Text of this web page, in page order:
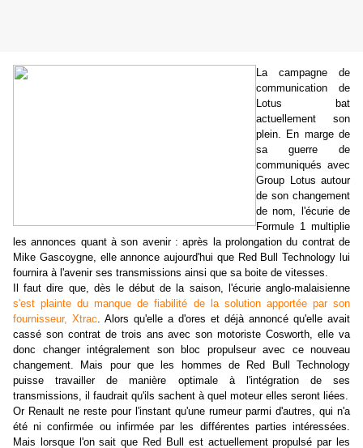
La campagne de
communication de
Lotus bat
actuellement son
plein. En marge de
sa guerre de
communiqués avec
Group Lotus autour
de son changement
de nom, l'écurie de
Formule 1 multiplie
les annonces quant à son avenir : après la prolongation du contrat de
Mike Gascoygne, elle annonce aujourd'hui que Red Bull Technology lui
fournira à l'avenir ses transmissions ainsi que sa boite de vitesses.
Il faut dire que, dès le début de la saison, l'écurie anglo-malaisienne
s'est plainte du manque de fiabilité de la solution apportée par son
fournisseur, Xtrac. Alors qu'elle a d'ores et déjà annoncé qu'elle avait
cassé son contrat de trois ans avec son motoriste Cosworth, elle va
donc changer intégralement son bloc propulseur avec ce nouveau
changement. Mais pour que les hommes de Red Bull Technology
puisse travailler de manière optimale à l'intégration de ses
transmissions, il faudrait qu'ils sachent à quel moteur elles seront liées.
Or Renault ne reste pour l'instant qu'une rumeur parmi d'autres, qui n'a
été ni confirmée ou infirmée par les différentes parties intéressées.
Mais lorsque l'on sait que Red Bull est actuellement propulsé par les